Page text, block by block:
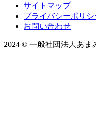
サイトマップ
プライバシーポリシ
お問い合わせ
2024 © 一般社団法人あま